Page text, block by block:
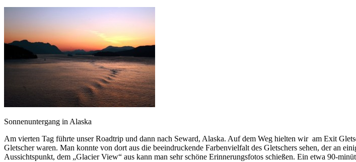
Sonnenuntergang in Alaska
Am vierten Tag führte unser Roadtrip und dann nach Seward, Alaska. Auf dem Weg hielten wir am Exit
Gletscher waren. Man konnte von dort aus die beeindruckende Farbenvielfalt des Gletschers sehen, der an
Aussichtspunkt, dem „Glacier View“ aus kann man sehr schöne Erinnerungsfotos schießen. Ein etwa 90-